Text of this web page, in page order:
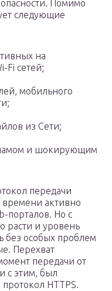
Помимо
следующие
на
Fi сетей;
мобильного
из Сети;
и шокирующим
передачи
активно
порталов. Но с
расти и уровень
без особых проблем
Перехват
передачи от
с этим, был
HTTPS.